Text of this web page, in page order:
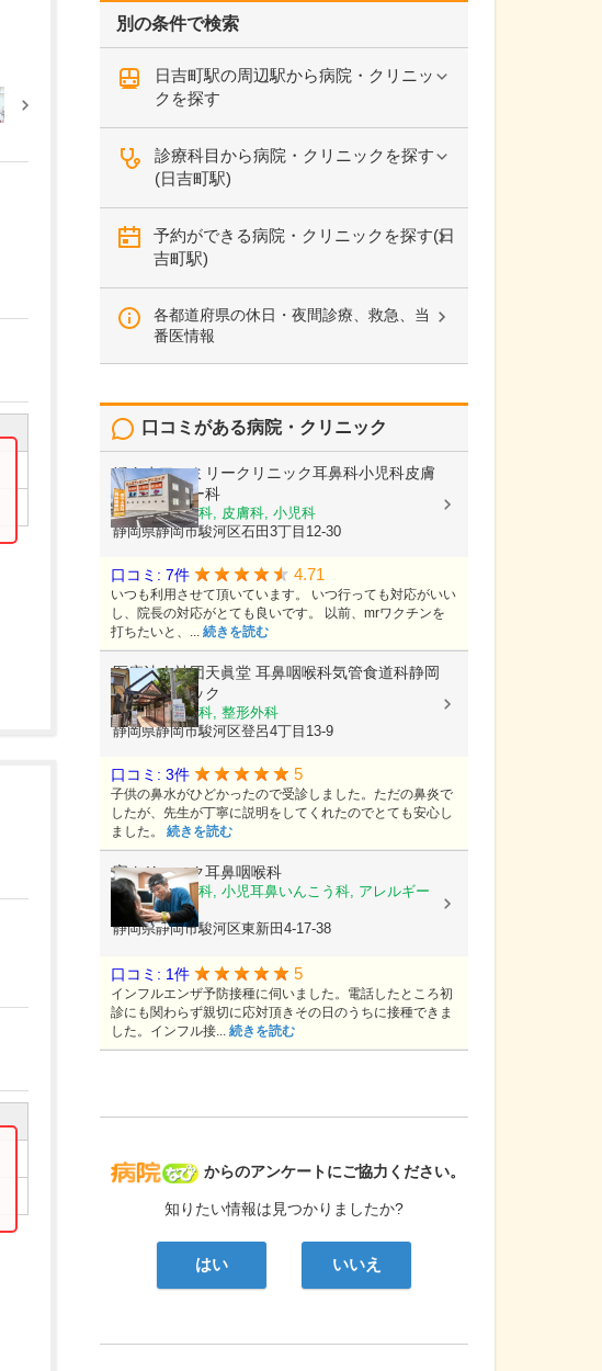
別の条件で検索
日吉町駅の周辺駅から病院・クリニッ
クを探す
診療科目から病院・クリニックを探す
(日吉町駅)
予約ができる病院・クリニックを探す(日
吉町駅)
各都道府県の休日・夜間診療、救急、当
番医情報
病院なび
からのアンケートにご協力ください。
知りたい情報は見つかりましたか?
はい いいえ
口コミがある病院・クリニック
ほんまファミリークリニック耳鼻科小児科皮膚
科アレルギー科
耳鼻いんこう科, 皮膚科, 小児科
静岡県静岡市駿河区石田3丁目12-30
口コミ: 7件 4.71
いつも利用させて頂いています。 いつ行っても対応がいい
し、院長の対応がとても良いです。 以前、mrワクチンを
打ちたいと、... 続きを読む
医療法人社団天眞堂 耳鼻咽喉科気管食道科静岡
ENTクリニック
耳鼻いんこう科, 整形外科
静岡県静岡市駿河区登呂4丁目13-9
口コミ: 3件 5
子供の鼻水がひどかったので受診しました。ただの鼻炎で
したが、先生が丁寧に説明をしてくれたのでとても安心し
ました。 続きを読む
宝クリニック耳鼻咽喉科
耳鼻いんこう科, 小児耳鼻いんこう科, アレルギー
静岡県静岡市駿河区東新田4-17-38
口コミ: 1件 5
インフルエンザ予防接種に伺いました。電話したところ初
診にも関わらず親切に応対頂きその日のうちに接種できま
した。インフル接... 続きを読む